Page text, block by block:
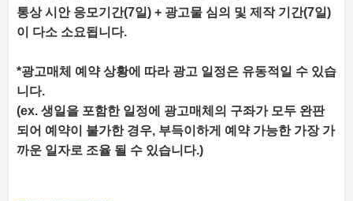
통상 시안 응모기간(7일) + 광고물 심의 및 제작 기간(7일)
이 다소 소요됩니다.
*광고매체 예약 상황에 따라 광고 일정은 유동적일 수 있습
니다.
(ex. 생일을 포함한 일정에 광고매체의 구좌가 모두 완판
되어 예약이 불가한 경우, 부득이하게 예약 가능한 가장 가
까운 일자로 조율 될 수 있습니다.)